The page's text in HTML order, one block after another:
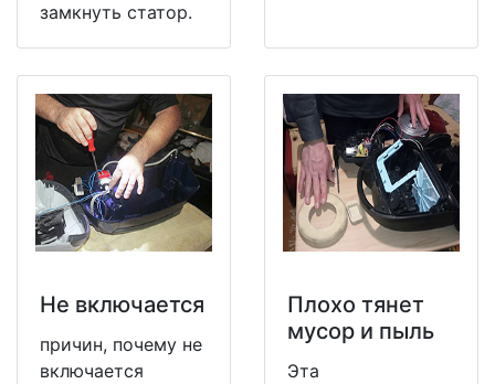
замкнуть статор.
Не включается
причин, почему не
включается
Плохо тянет
мусор и пыль
Эта